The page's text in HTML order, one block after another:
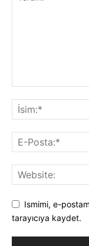
Ismimi, e-
tarayıcıya kaydet.